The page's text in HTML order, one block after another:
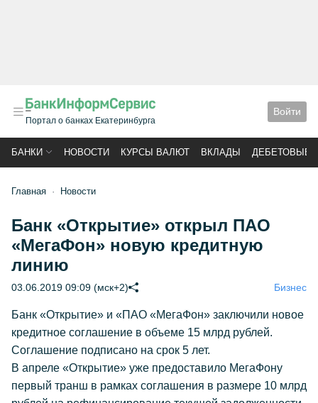
Портал о банках Екатеринбурга
Войти
БАНКИ НОВОСТИ КУРСЫ ВАЛЮТ ВКЛАДЫ ДЕБЕТОВЫЕ
Главная Новости
Банк «Открытие» открыл ПАО
«МегаФон» новую кредитную
линию
03.06.2019 09:09 (мск+2) Бизнес
Банк «Открытие» и «ПАО «МегаФон» заключили новое
кредитное соглашение в объеме 15 млрд рублей.
Соглашение подписано на срок 5 лет.
В апреле «Открытие» уже предоставило МегаФону
первый транш в рамках соглашения в размере 10 млрд